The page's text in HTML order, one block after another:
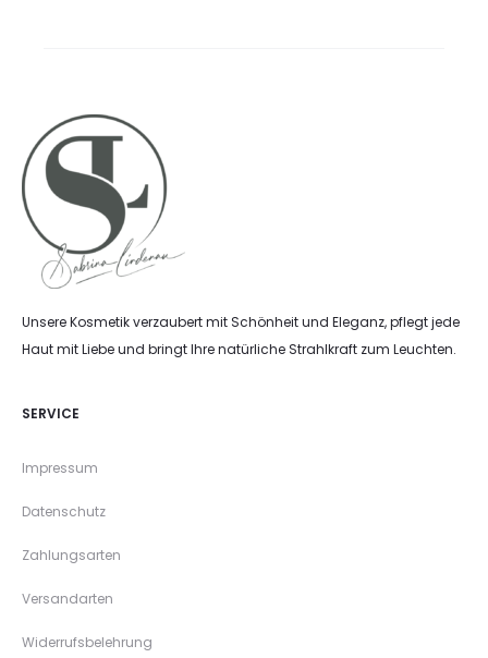
Unsere Kosmetik verzaubert mit Schönheit und Eleganz, pflegt jede
Haut mit Liebe und bringt Ihre natürliche Strahlkraft zum Leuchten.
SERVICE
Impressum
Datenschutz
Zahlungsarten
Versandarten
Widerrufsbelehrung